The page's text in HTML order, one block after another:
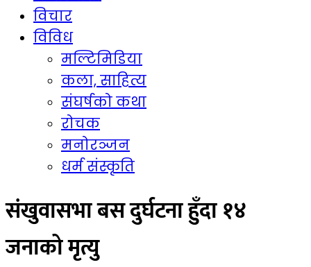
विचार
विविध
मल्टिमिडिया
कला, साहित्य
संघर्षको कथा
रोचक
मनोरञ्जन
धर्म संस्कृति
संखुवासभा बस दुर्घटना हुँदा १४
जनाको मृत्यु